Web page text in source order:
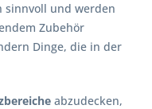
sinnvoll und werden
Zubehör
Dinge, die in der
abzudecken,